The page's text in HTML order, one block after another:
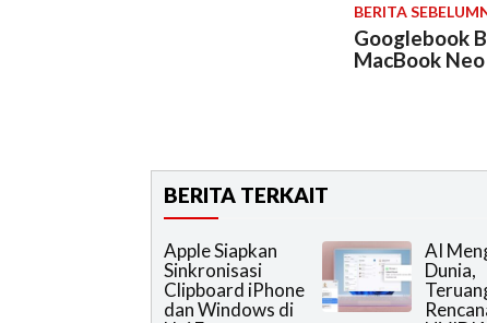
BERITA
Googlebook
MacBook Neo
BERITA TERKAIT
Apple Siapkan
Sinkronisasi
Clipboard iPhone
dan Windows di
AI
Dunia,